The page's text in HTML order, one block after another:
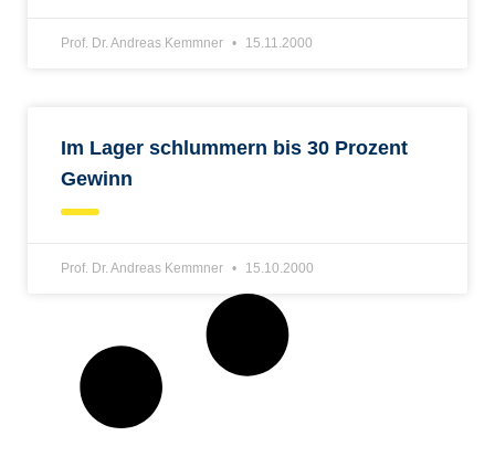
Prof. Dr. Andreas Kemmner 15.11.2000
Im Lager schlummern bis 30 Prozent
Gewinn
Prof. Dr. Andreas Kemmner 15.10.2000